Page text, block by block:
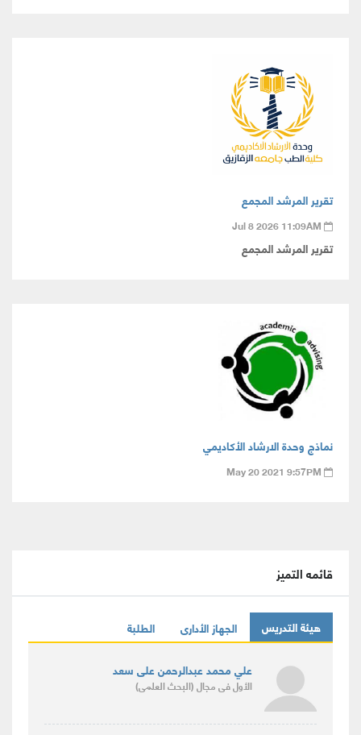
تقرير المرشد المجمع
Jul 8 2026 11:09AM
تقرير المرشد المجمع
نماذج وحدة الارشاد الأكاديمي
May 20 2021 9:57PM
قائمه التميز
هيئة التدريس الجهاز الأدارى الطلبة
علي محمد عبدالرحمن على سعد
الأولفى مجال(البحث العلمى)